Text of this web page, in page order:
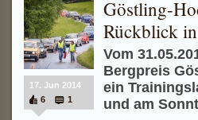
17. Jun 2014
6
1
Göstling-
Rückblick
Vom
Bergpreis
ein
und am